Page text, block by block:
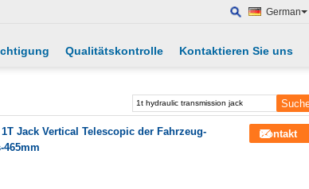
German
Qualitätskontrolle Kontaktieren Sie uns
Jack Vertical Telescopic der Fahrzeug-
465mm
Kontakt